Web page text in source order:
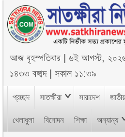
আজবৃহস্পতিবার |৬ই আগস্ট, ২০২৬
১৪৩৩ বঙ্গাব্দ|সকাল ১১:৩৯
প্রচ্ছদ সাতক্ষীরা সারাদেশ
খেলাধুলা বিনোদন শিক্ষা অন্যান্য